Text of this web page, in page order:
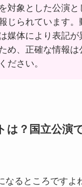
対象とした公演と
じられています
媒体により表記が
め、正確な情報
ださい。
は？国立公演
なるところですよ